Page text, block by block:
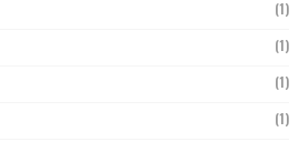
(1)
(1)
(1)
(1)